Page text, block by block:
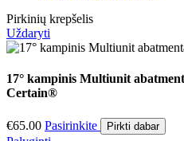
Pirkinių krepšelis
Uždaryti
17° kampinis Multiunit
Certain®
€65.00 Pasirinkite Pirkti dabar